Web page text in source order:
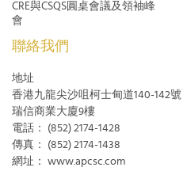
CRE與CSQS圓桌會議及領袖峰
會
聯絡我們
地址
香港九龍尖沙咀柯士甸道140-142號
瑞信商業大廈9樓
電話：
(852) 2174-1428
傳真：
(852) 2174-1438
網址：
www.apcsc.com